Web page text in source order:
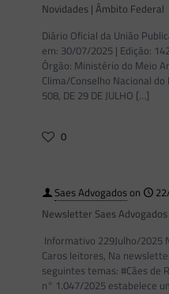
Novidades | Âmbito Federal
Diário Oficial da União
em: 30/07/2025 | Edição:
Órgão: Ministério do Meio
Clima/Conselho Nacional do
508, DE 29 DE JULHO […]
0
Saes Advogadoson
Newsletter Saes
Informativo 229Julho/2025
Caros leitores, Na
seguintes temas: #Cães de
n° 1.047/2025 estabelece